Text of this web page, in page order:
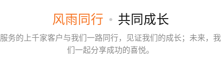
风雨同行 • 共同成长
服务的上千家客户与我们一路同行，见证我们的成长；未来，我
们一起分享成功的喜悦。